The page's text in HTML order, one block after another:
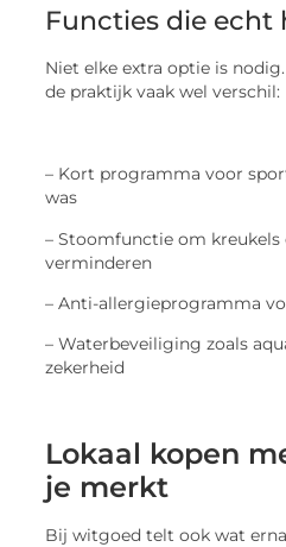
Functies die echt
Niet elke extra optie is
de praktijk vaak wel verschil:
– Kort programma voor
was
– Stoomfunctie om kreukels
verminderen
– Anti-allergieprogramma
– Waterbeveiliging zoals
zekerheid
Lokaal kopen
je merkt
Bij witgoed telt ook wat